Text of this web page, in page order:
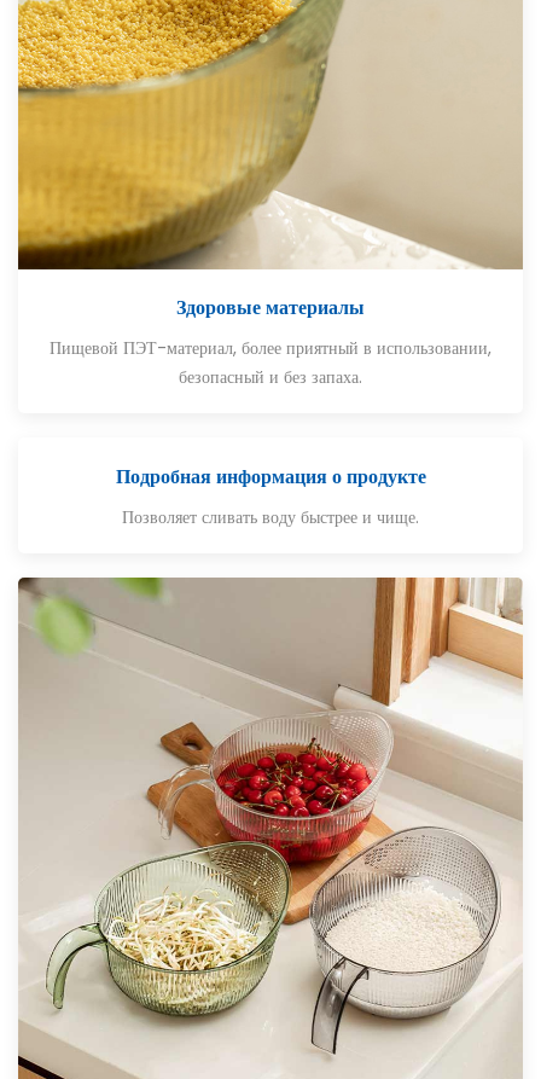
Здоровые материалы
Пищевой ПЭТ-материал, более приятный в использовании,
безопасный и без запаха.
Подробная информация о продукте
Позволяет сливать воду быстрее и чище.